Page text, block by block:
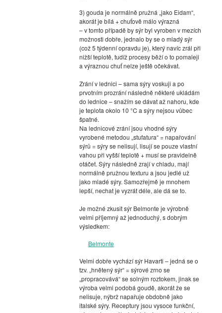
3) gouda je normálně pružná „jako Eidam“,
akorát je bílá + chuťově málo výrazná
– v tomto případě by sýr byl vyroben v mezích
možnosti dobře, jednalo by se o mladý sýr
(což 5 týdenní opravdu je), který navíc zrál při
nižší teplotě, tudíž procesy běží o to pomaleji
a výraznou chuť nelze ještě očekávat.
Zrání v lednici – sama sýry voskuji a po
prvotním prozrání následně některé ukládám
do lednice – snažím se dávat až nahoru, kde
je teplota okolo 10 °C a sýry nejsou vůbec
špatné.
Na lednicové zrání jsou vhodné sýry
vyrobené metodou „stufatura“ = napařování
sýrů = sýry se nelisují, lisují se pouze vlastní
vahou při vyšší teplotě + musí se pravidelně
otáčet. Sýry následně zrají v chladu, mají
normálně pružnou texturu a jsou jedlé už
jako mladé sýry. Samozřejmě je mnohem
lepší, nechat je vyzrát déle, ale dá se to.
Je možné zkusit sýr Belmonte je výrobně
velmi příjemný až jednoduchý, s dobrým
výsledkem:
Belmonte
Velmi dobře vychází sýr Havarti – jedná se o
tzv. „hnětený sýr“ = sýrové zrno se
„propracovává“ se solným roztokem, jinak se
výroba velmi podobá goudě, akorát že se
nelisuje, nýbrž napařuje obdobně jako
italské sýry. Receptury jsou vysoce funkční,